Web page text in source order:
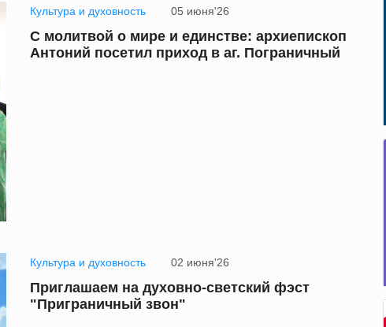
Культура и духовность 05 июня'26
С молитвой о мире и единстве: архиепископ
Антоний посетил приход в аг. Пограничный
Культура и духовность 02 июня'26
Приглашаем на духовно-светский фэст
"Приграничный звон"